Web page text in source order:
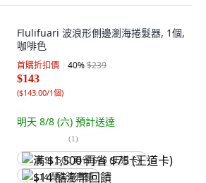
Flulifuari 波浪形側邊瀏海捲髮器, 1個,
咖啡色
首購折扣價 40%$239
$143
($143.00/1個)
明天 8/8 (六) 預計送達
(1)
满 $1,500 再省 $75 (王道卡)
$14 酷澎幣回饋